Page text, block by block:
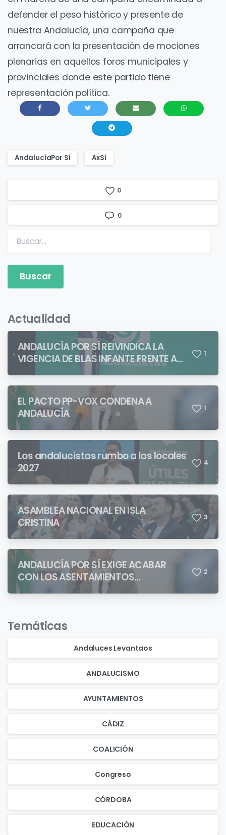
defender el peso histórico y presente de
nuestra Andalucía, una campaña que
arrancará con la presentación de mociones
plenarias en aquellos foros municipales y
provinciales donde este partido tiene
representación política.
AndalucíaPor Sí AxSí
0
0
Buscar:
Actualidad
ANDALUCÍA POR SÍ REIVINDICA LA
VIGENCIA DE BLAS INFANTE FRENTE A
QUIENES PRETENDEN NEGAR LA
IDENTIDAD ANDALUZA
1
EL PACTO PP-VOX CONDENA A
ANDALUCÍA
1
Los andalucistas rumbo a las locales
2027
4
ASAMBLEA NACIONAL EN ISLA
CRISTINA
3
ANDALUCÍA POR SÍ EXIGE ACABAR
CON LOS ASENTAMIENTOS
CHABOLISTAS
2
Temáticas
Andaluces Levantaos
ANDALUCISMO
AYUNTAMIENTOS
CÁDIZ
COALICIÓN
Congreso
CÓRDOBA
EDUCACIÓN